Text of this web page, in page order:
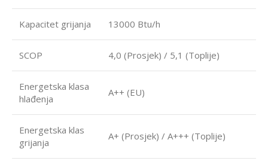
Kapacitet grijanja 13000 Btu/h
SCOP 4,0 (Prosjek) / 5,1 (Toplije)
Energetska klasa
hlađenja
A++ (EU)
Energetska klas
grijanja
A+ (Prosjek) / A+++ (Toplije)